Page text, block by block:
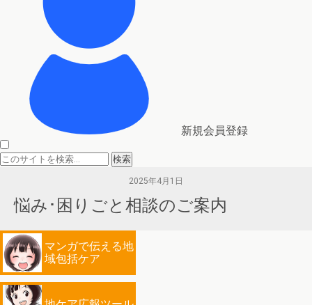
新規会員登録
2025年4月1日
悩み･困りごと相談のご案内
マンガで伝える地
域包括ケア